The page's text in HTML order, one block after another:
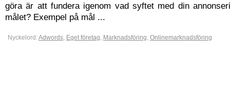
göra är att fundera igenom vad syftet med din
målet? Exempel på mål ...
Nyckelord:Adwords, Eget företag, Marknadsföring, Onlinemarknadsföring